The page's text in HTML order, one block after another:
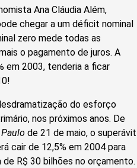
Ana Cláudia Além,
chegar a um déficit nominal
zero mede todas as
o pagamento de juros. A
em 2003, tenderia a ficar
do esforço
nos próximos anos. De
de 21 de maio, o superávit
cair de 12,5% em 2004 para
R$ 30 bilhões no orçamento.